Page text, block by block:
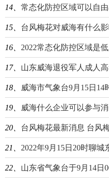
14、 常态化防控区域可以自由出入
15、 台风梅花对威海有什么影响
16、 2022常态化​防控区域是
17、 山东威海退役军人成人高考怎
18、 威海市气象台9月15日
19、 威海什么企业可以参与
20、 台风梅花最新消息 台风
21、 2022年9月15日20时聊
22、 山东省气象台于9月14日